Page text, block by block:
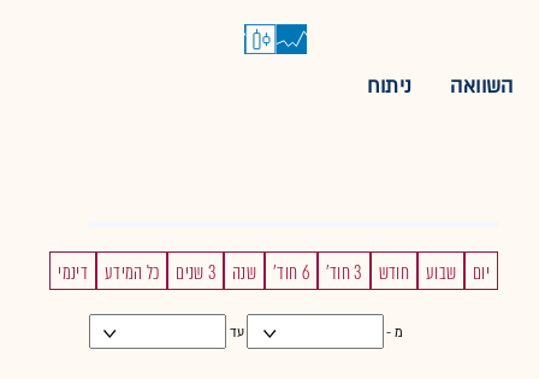
השוואה ניתוח
יום שבוע חודש 3 חוד' 6 חוד' שנה 3 שנים כל המידע דינמי
מ - עד